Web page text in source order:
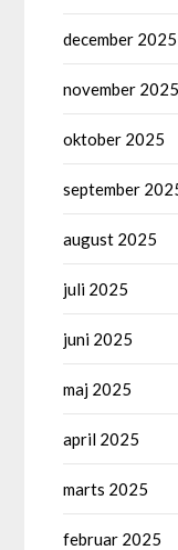
december 2025
november 2025
oktober 2025
september
august 2025
juli 2025
juni 2025
maj 2025
april 2025
marts 2025
februar 2025